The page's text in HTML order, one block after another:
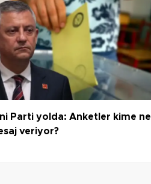
Parti yolda: Anketler kime ne
veriyor?